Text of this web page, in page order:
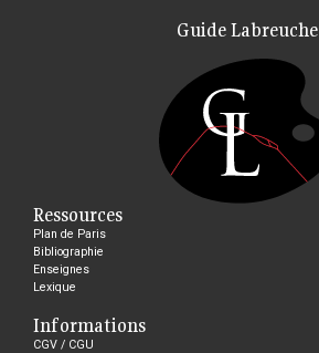
Guide Labreuche
Ressources
Plan de Paris
Bibliographie
Enseignes
Lexique
Informations
CGV / CGU